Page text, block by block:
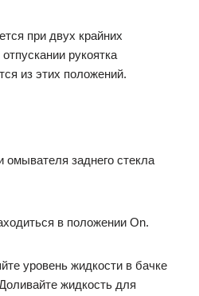
при двух крайних
рукоятка
из этих положений.
в положении On.
уровень жидкости в бачке
жидкость для